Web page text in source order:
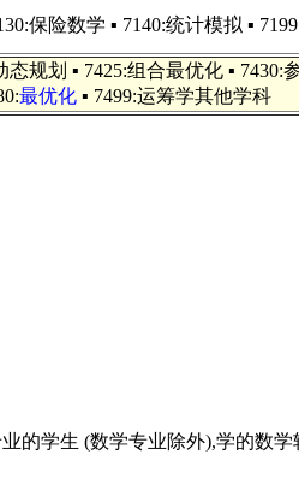
保险数学 ▪ 7140:统计模拟 ▪
规划 ▪ 7425:组合最优化 ▪
最优化 ▪ 7499:运筹学其他学科
的学生 (数学专业除外),学的数